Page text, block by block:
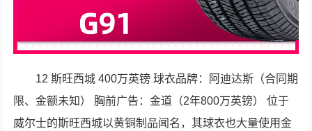
12 斯旺西城 400万英镑 球衣品牌：阿迪达斯（合同期
限、金额未知） 胸前广告：金道（2年800万英镑） 位于
威尔士的斯旺西城以黄铜制品闻名，其球衣也大量使用金